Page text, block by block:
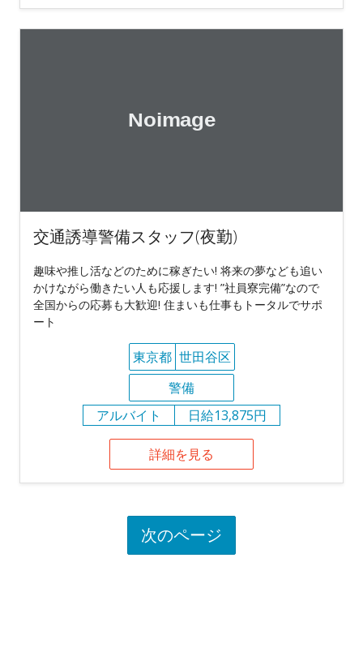
交通誘導警備スタッフ(夜勤)
趣味や推し活などのために稼ぎたい! 将来の夢なども追い
かけながら働きたい人も応援します! ”社員寮完備”なので
全国からの応募も大歓迎! 住まいも仕事もトータルでサポ
ート
東京都 世田谷区
警備
アルバイト
日給13,875円
詳細を見る
次のページ